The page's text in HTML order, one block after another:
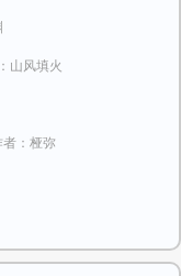
山风填火
者：桠弥